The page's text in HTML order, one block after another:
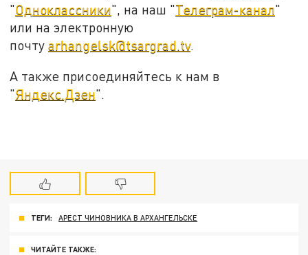
"Одноклассники", на наш "Телеграм-канал"
или на электронную
почтуarhangelsk@tsargrad.tv.
А также присоединяйтесь к нам в
"Яндекс.Дзен".
ТЕГИ: АРЕСТ ЧИНОВНИКА В АРХАНГЕЛЬСКЕ
ЧИТАЙТЕ ТАКЖЕ: